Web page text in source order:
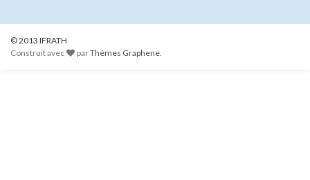
© 2013 IFRATH
Construit avec
parThèmes Graphene